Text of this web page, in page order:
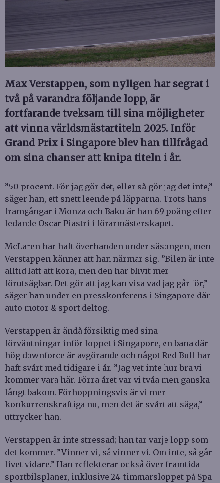
Max Verstappen, som nyligen har segrat i
två på varandra följande lopp, är
fortfarande tveksam till sina möjligheter
att vinna världsmästartiteln 2025. Inför
Grand Prix i Singapore blev han tillfrågad
om sina chanser att knipa titeln i år.
”50 procent. För jag gör det, eller så gör jag det inte,”
säger han, ett snett leende på läpparna. Trots hans
framgångar i Monza och Baku är han 69 poäng efter
ledande Oscar Piastri i förarmästerskapet.
McLaren har haft överhanden under säsongen, men
Verstappen känner att han närmar sig. ”Bilen är inte
alltid lätt att köra, men den har blivit mer
förutsägbar. Det gör att jag kan visa vad jag går för,”
säger han under en presskonferens i Singapore där
auto motor & sport deltog.
Verstappen är ändå försiktig med sina
förväntningar inför loppet i Singapore, en bana där
hög downforce är avgörande och något Red Bull har
haft svårt med tidigare i år. ”Jag vet inte hur bra vi
kommer vara här. Förra året var vi tvåa men ganska
långt bakom. Förhoppningsvis är vi mer
konkurrenskraftiga nu, men det är svårt att säga,”
uttrycker han.
Verstappen är inte stressad; han tar varje lopp som
det kommer. ”Vinner vi, så vinner vi. Om inte, så går
livet vidare.” Han reflekterar också över framtida
sportbilsplaner, inklusive 24-timmarsloppet på Spa